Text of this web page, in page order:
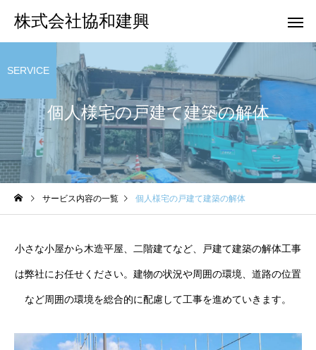
株式会社協和建興
個人様宅の戸建て建築
の解体
RC造、SRC
などの解
置物の撤去
個人様宅の戸建て建築の解体
SERVICE
サービス内容の一覧 個人様宅の戸建て建築の解体
小さな小屋から木造平屋、二階建てなど、戸建て建築の解体工事
は弊社にお任せください。建物の状況や周囲の環境、道路の位置
など周囲の環境を総合的に配慮して工事を進めていきます。